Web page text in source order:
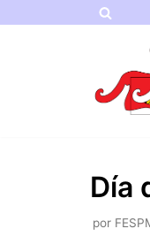
Día
por